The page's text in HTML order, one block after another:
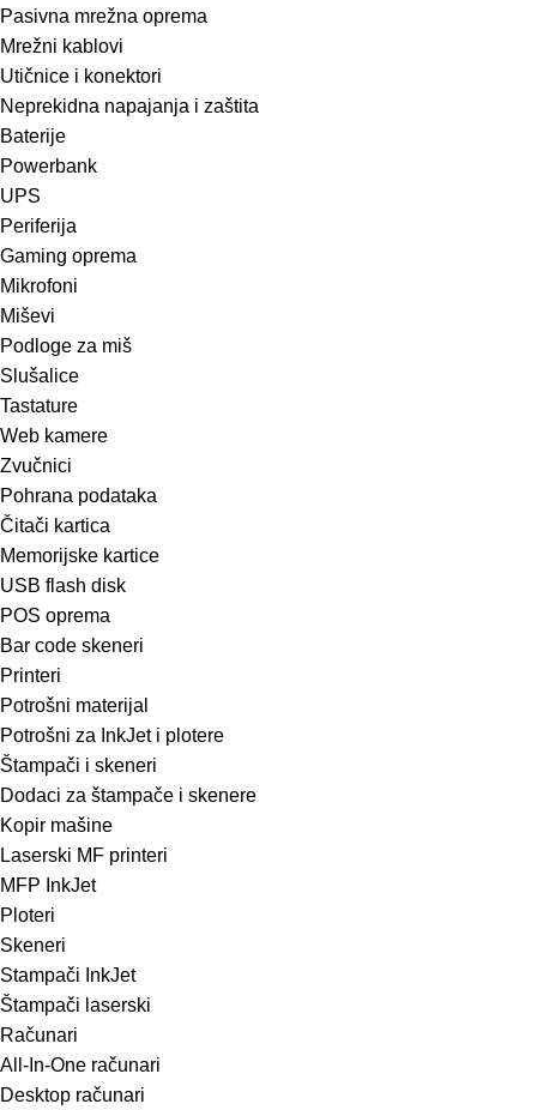
Pasivna mrežna oprema
Mrežni kablovi
Utičnice i konektori
Neprekidna napajanja i zaštita
Baterije
Powerbank
UPS
Periferija
Gaming oprema
Mikrofoni
Miševi
Podloge za miš
Slušalice
Tastature
Web kamere
Zvučnici
Pohrana podataka
Čitači kartica
Memorijske kartice
USB flash disk
POS oprema
Bar code skeneri
Printeri
Potrošni materijal
Potrošni za InkJet i plotere
Štampači i skeneri
Dodaci za štampače i skenere
Kopir mašine
Laserski MF printeri
MFP InkJet
Ploteri
Skeneri
Stampači InkJet
Štampači laserski
Računari
All-In-One računari
Desktop računari